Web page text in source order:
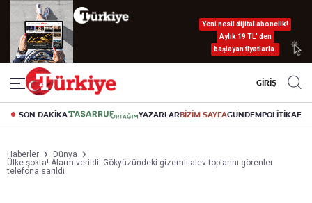
Yeni nesil dijital abonelik!
Aylık 19 TL’ den
başlayan fiyatlarla.
GİRİŞ
SON DAKİKA YAZARLARBİZİM SAYFAGÜNDEMPOLİTİKA
Haberler
Dünya
Ülke şokta! Alarm verildi: Gökyüzündeki gizemli alev toplarını görenler
telefona sarıldı